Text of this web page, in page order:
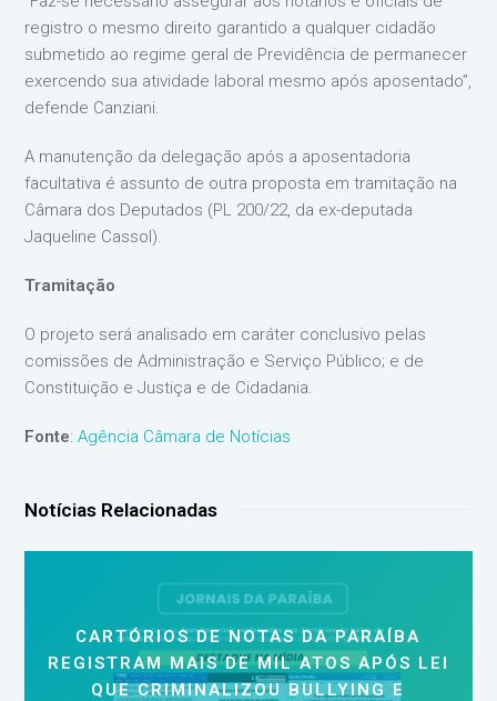
registro o mesmo direito garantido a qualquer cidadão
submetido ao regime geral de Previdência de permanecer
exercendo sua atividade laboral mesmo após aposentado”,
defende Canziani.
A manutenção da delegação após a aposentadoria
facultativa é assunto de outra proposta em tramitação na
Câmara dos Deputados (PL 200/22, da ex-deputada
Jaqueline Cassol).
Tramitação
O projeto será analisado em caráter conclusivo pelas
comissões de Administração e Serviço Público; e de
Constituição e Justiça e de Cidadania.
Fonte:Agência Câmara de Notícias
Notícias Relacionadas
CARTÓRIOS DE NOTAS DA PARAÍBA
REGISTRAM MAIS DE MIL ATOS APÓS LEI
QUE CRIMINALIZOU BULLYING E